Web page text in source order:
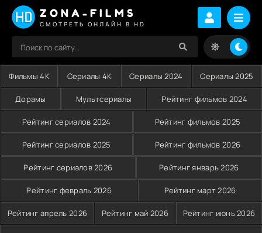
ZONA-FILMS
СМОТРЕТЬ ОНЛАЙН В HD
Фильмы 4K Сериалы 4K Сериалы 2024 Сериалы 2025
Дорамы Мультсериалы Рейтинг фильмов 2024
Рейтинг сериалов 2024 Рейтинг фильмов 2025
Рейтинг сериалов 2025 Рейтинг фильмов 2026
Рейтинг сериалов 2026 Рейтинг январь 2026
Рейтинг февраль 2026 Рейтинг март 2026
Рейтинг апрель 2026 Рейтинг май 2026 Рейтинг июнь 2026